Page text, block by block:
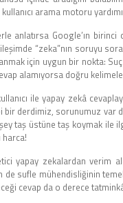
arama motoru
anlatırsa Google’ın
“zeka”nın soruyu
için uygun bir nokta:
alamıyorsa doğru
ile yapay zekâ
bir derdimiz, sorunumuz
taş üstüne taş koymak ile
harca!
yapay zekalardan verim
de sufle mühendisliğinin
cevap da o derece